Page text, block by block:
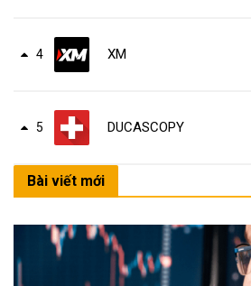
4 XM
5 DUCASCOPY
Bài viết mới